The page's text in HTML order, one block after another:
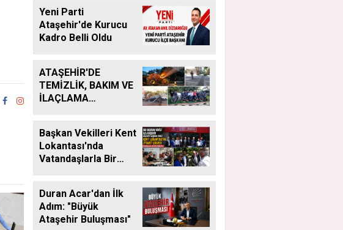
Yeni Parti
Ataşehir'de Kurucu
Kadro Belli Oldu
ATAŞEHİR'DE
TEMİZLİK, BAKIM VE
İLAÇLAMA
Başkan Vekilleri Kent
Lokantası'nda
Vatandaşlarla Bir
Duran Acar'dan İlk
Adım: "Büyük
Ataşehir Buluşması"